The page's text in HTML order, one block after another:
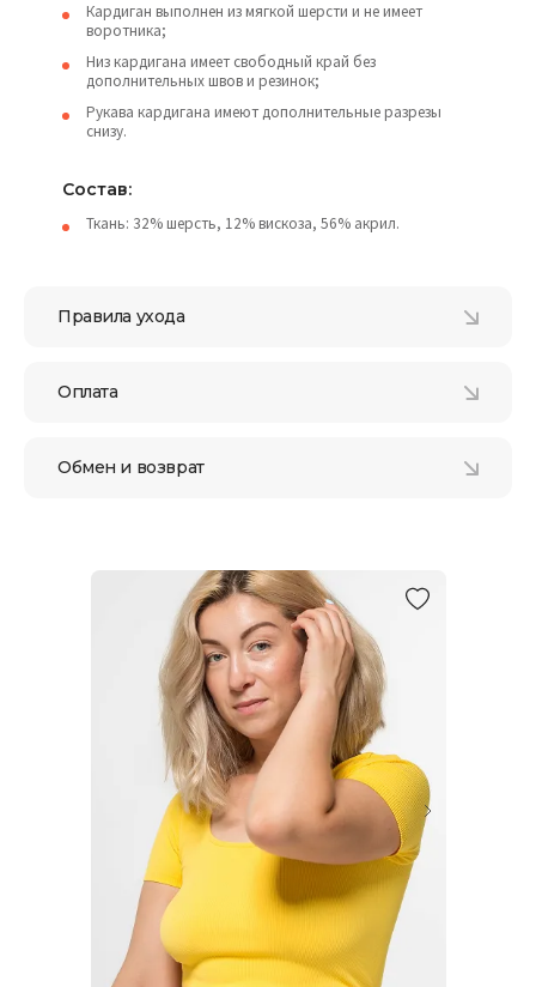
Кардиган выполнен из мягкой шерсти и не имеет
воротника;
Низ кардигана имеет свободный край без
дополнительных швов и резинок;
Рукава кардигана имеют дополнительные разрезы
снизу.
Состав:
Ткань: 32% шерсть, 12% вискоза, 56% акрил.
Правила ухода
Оплата
Обмен и возврат